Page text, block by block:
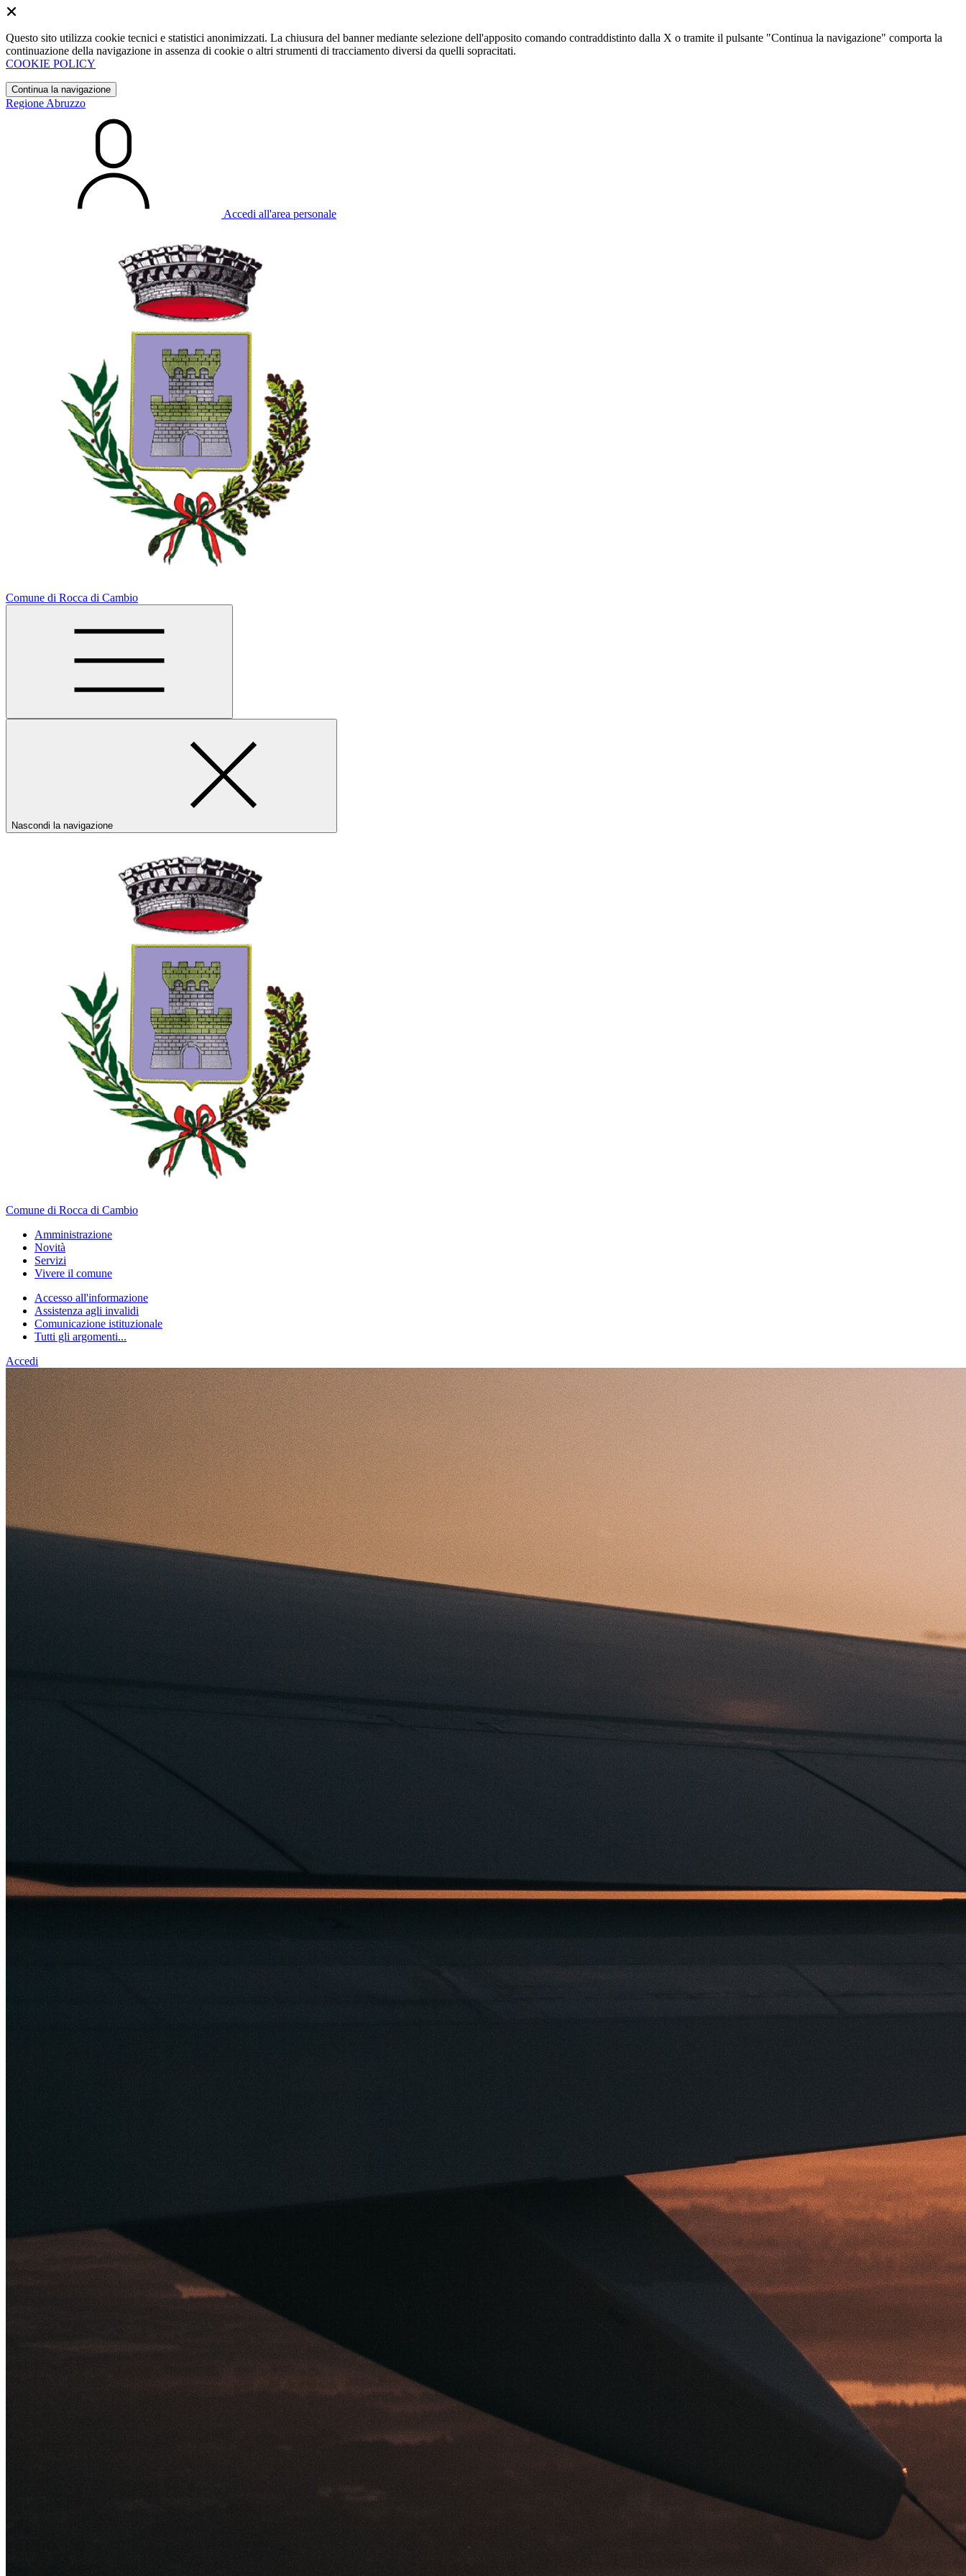
Questo sito utilizza cookie tecnici e statistici anonimizzati. La chiusura del banner mediante selezione dell'apposito comando contraddistinto dalla X o tramite il pulsante "Continua la navigazione" comporta la
continuazione della navigazione in assenza di cookie o altri strumenti di tracciamento diversi da quelli sopracitati.
COOKIE POLICY
Continua la navigazione
Regione Abruzzo
Accedi all'area personale
Comune di Rocca di Cambio
Nascondi la navigazione
Comune di Rocca di Cambio
Amministrazione
Novità
Servizi
Vivere il comune
Accesso all'informazione
Assistenza agli invalidi
Comunicazione istituzionale
Tutti gli argomenti...
Accedi